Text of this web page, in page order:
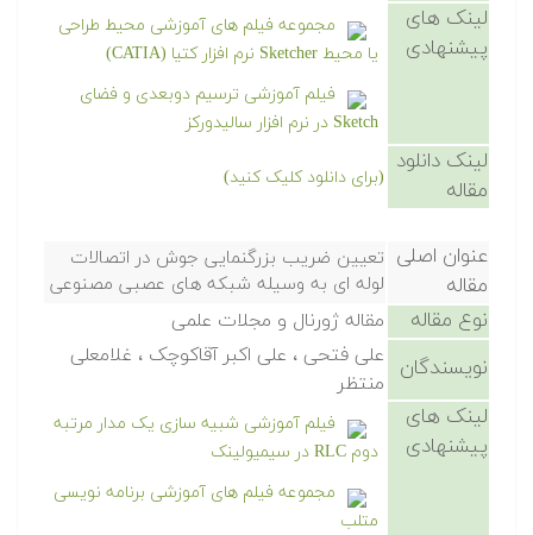
لینک های
پیشنهادی
مجموعه فیلم های آموزشی محیط طراحی
یا محیط Sketcher نرم افزار کتیا (CATIA)
فیلم آموزشی ترسیم دوبعدی و فضای
Sketch در نرم افزار سالیدورکز
لینک دانلود
مقاله
(برای دانلود کلیک کنید)
عنوان اصلی
مقاله
تعیین ضریب بزرگنمایی جوش در اتصالات
لوله ای به وسیله شبکه های عصبی مصنوعی
نوع مقاله مقاله ژورنال و مجلات علمی
نویسندگان
علی فتحی ، علی اکبر آقاکوچک ، غلامعلی
منتظر
لینک های
پیشنهادی
فیلم آموزشی شبیه سازی یک مدار مرتبه
دوم RLC در سیمیولینک
مجموعه فیلم های آموزشی برنامه نویسی
متلب